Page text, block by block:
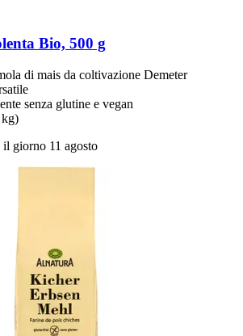
Bio, 500 g
di mais da coltivazione Demeter
senza glutine e vegan
il giorno 11 agosto